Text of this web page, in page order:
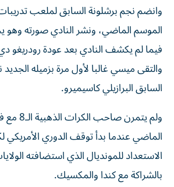
وانضم نجم برشلونة السابق لملعب
الموسم الماضي، ونشر النادي صورته وهو
فيما لم يكشف النادي بعد عودة رودريغو
والتقى ميسي غالبا لأول مرة بزميله
السابق البرازيلي كاسيميرو.
ولم
الماضي عندما بدأ توقف الدوري الأمريكي
الاستعداد للمونديال الذي استضافته
بالشراكة مع كندا والمكسيك.